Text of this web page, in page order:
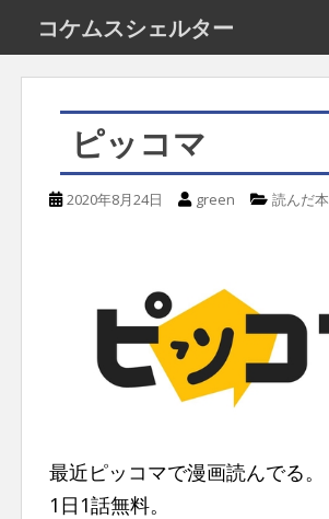
k
コケムスシェルター
ピッコマ
2020年8月24日 green 読んだ本
最近ピッコマで漫画読んでる。
1日1話無料。